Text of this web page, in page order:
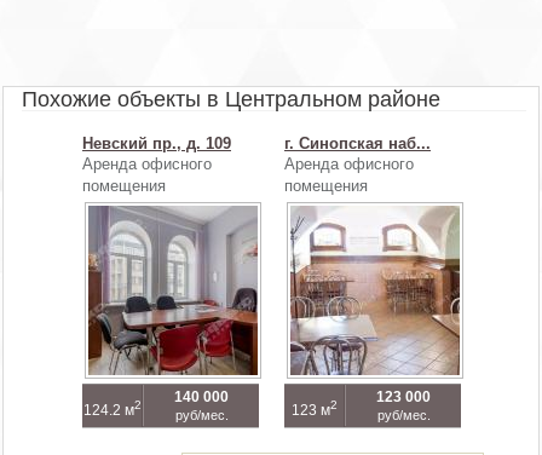
Похожие объекты в Центральном районе
Невский пр., д. 109
Аренда офисного
помещения
124.2 м2 140 000
руб/мес.
г. Синопская наб...
Аренда офисного
помещения
123 м2 123 000
руб/мес.